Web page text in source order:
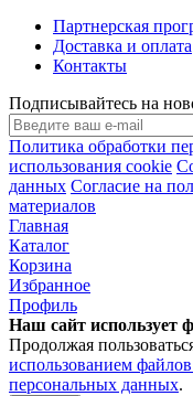
Партнерская
Доставка и оплата
Контакты
Подписывайтесь на
Политика обработки
использования cookie
данных Согласие на
материалов
Главная
Каталог
Корзина
Избранное
Профиль
Наш сайт использует
Продолжая
использованием
персональных данных.